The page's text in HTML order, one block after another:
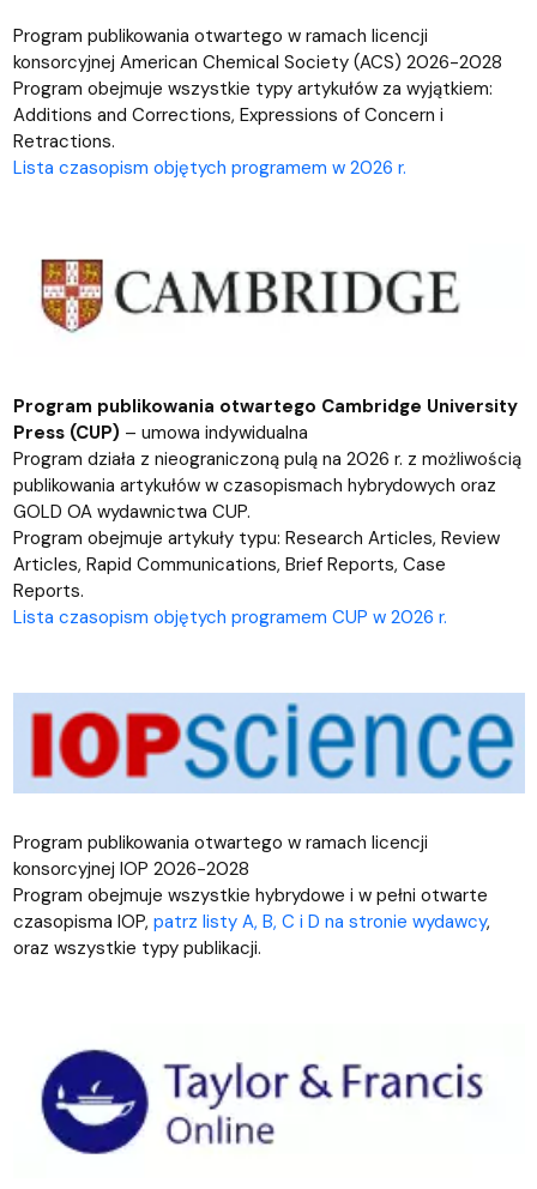
Program publikowania otwartego w ramach licencji
konsorcyjnej American Chemical Society (ACS) 2026-2028
Program obejmuje wszystkie typy artykułów za wyjątkiem:
Additions and Corrections, Expressions of Concern i
Retractions.
Lista czasopism objętych programem w 2026 r.
Program publikowania otwartego Cambridge University
Press (CUP) – umowa indywidualna
Program działa z nieograniczoną pulą na 2026 r. z możliwością
publikowania artykułów w czasopismach hybrydowych oraz
GOLD OA wydawnictwa CUP.
Program obejmuje artykuły typu: Research Articles, Review
Articles, Rapid Communications, Brief Reports, Case
Reports.
Lista czasopism objętych programem CUP w 2026 r.
Program publikowania otwartego w ramach licencji
konsorcyjnej IOP 2026-2028
Program obejmuje wszystkie hybrydowe i w pełni otwarte
czasopisma IOP, patrz listy A, B, C i D na stronie wydawcy,
oraz wszystkie typy publikacji.